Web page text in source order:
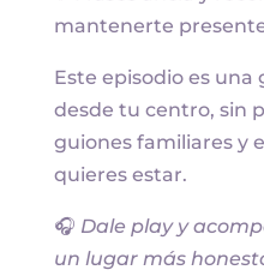
mantenerte
Este episodio es una
desde tu centro, sin
guiones familiares y
quieres estar.
🎧 Dale play y
un lugar más